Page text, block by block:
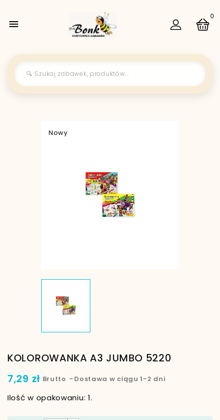

0
Nowy
KOLOROWANKA A3 JUMBO 5220
7,29 zł Brutto Dostawa w ciągu 1-2 dni
Ilość w opakowaniu: 1.